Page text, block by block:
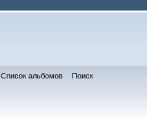
Список альбомов Поиск